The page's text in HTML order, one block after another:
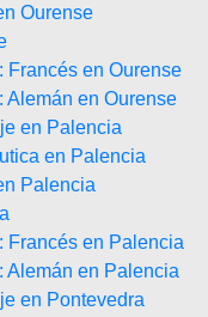
Ourense
Francés en Ourense
Alemán en Ourense
en Palencia
en Palencia
Palencia
Francés en Palencia
Alemán en Palencia
en Pontevedra